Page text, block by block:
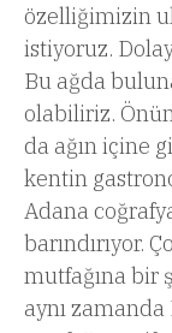
özelliğimizin
istiyoruz.
Bu ağda
olabiliriz.
da ağın içine
kentin
Adana
barındırıyor.
mutfağına bir
aynı